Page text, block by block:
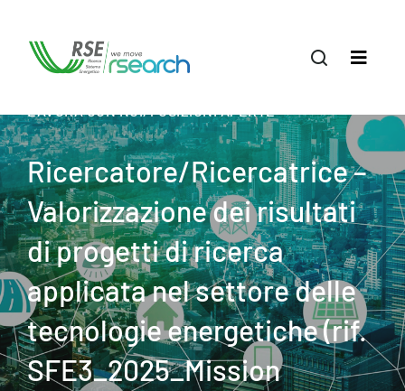
LAVORA CON NOI/POSIZIONI APERTE
Ricercatore/Ricercatrice –
Valorizzazione dei risultati
di progetti di ricerca
applicata nel settore delle
tecnologie energetiche (rif.
SFE3_2025_Mission